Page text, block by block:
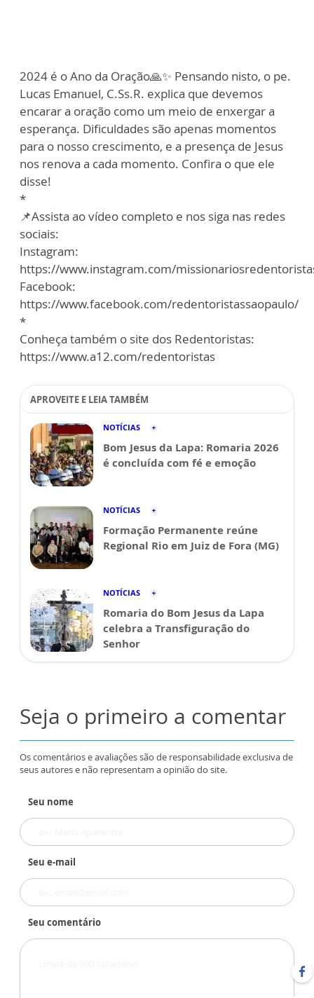
2024 é o Ano da Oração🙏✨ Pensando nisto, o pe.
Lucas Emanuel, C.Ss.R. explica que devemos
encarar a oração como um meio de enxergar a
esperança. Dificuldades são apenas momentos
para o nosso crescimento, e a presença de Jesus
nos renova a cada momento. Confira o que ele
disse!
*
📌Assista ao vídeo completo e nos siga nas redes
sociais:
Instagram:
https://www.instagram.com/
Facebook:
https://www.facebook.com/redentoristassaopaulo/
*
Conheça também o site dos Redentoristas:
https://www.a12.com/redentoristas
APROVEITE E LEIA TAMBÉM
NOTÍCIAS
Bom Jesus da Lapa: Romaria 2026
é concluída com fé e emoção
NOTÍCIAS
Formação Permanente reúne
Regional Rio em Juiz de Fora (MG)
NOTÍCIAS
Romaria do Bom Jesus da Lapa
celebra a Transfiguração do
Senhor
Seja o primeiro a comentar
Os comentários e avaliações são de responsabilidade exclusiva de
seus autores e não representam a opinião do site.
Seu nome
Seu e-mail
Seu comentário